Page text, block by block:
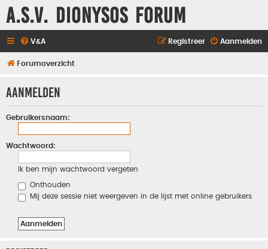
A.S.V. Dionysos Forum
V&A Aanmelden
Registreer
Forumoverzicht
Aanmelden
Gebruikersnaam:
Wachtwoord:
Ik ben mijn wachtwoord vergeten
Onthouden
Mij deze sessie niet weergeven in de lijst met online gebruikers